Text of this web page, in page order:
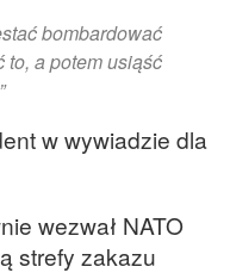
bombardować
to, a potem usiąść
w wywiadzie dla
wezwał NATO
strefy zakazu